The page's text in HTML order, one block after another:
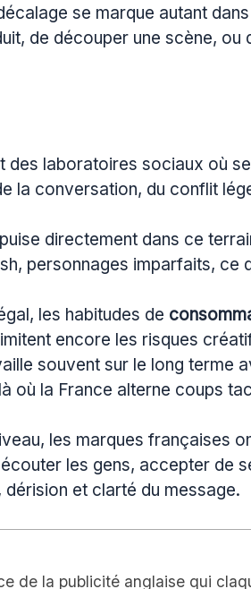
se marque autant
de découper une scène, ou
des laboratoires sociaux où
la conversation, du conflit
puise directement dans ce
personnages imparfaits, ce
les habitudes de
encore les risques
souvent sur le long terme
où la France alterne coups
les marques françaises
les gens, accepter de
et clarté du message.
de la publicité anglaise qui